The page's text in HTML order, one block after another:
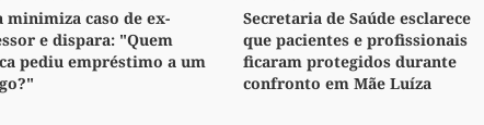
minimiza caso de ex-
e dispara: "Quem
pediu empréstimo a um
Secretaria de Saúde esclarece
que pacientes e profissionais
ficaram protegidos durante
confronto em Mãe Luíza